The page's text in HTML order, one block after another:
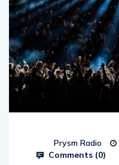
Prysm Radio
Comments (0)